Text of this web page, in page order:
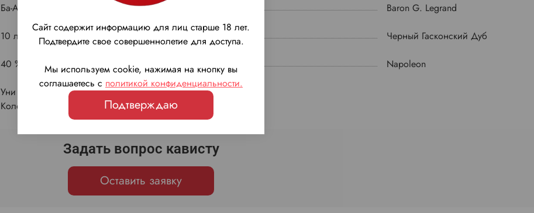
Ба-Арманьяк Baron G. Legrand
10 лет Тип бочек Черный Гасконский Дуб
40 % Napoleon
Уни Блан, Фоль Бланш,
Коломбар
Задать вопрос кависту
Оставить заявку
Сайт содержит информацию для лиц старше 18 лет.
Подтвердите свое совершеннолетие для доступа.
Мы используем cookie, нажимая на кнопку вы
соглашаетесь с политикой конфиденциальности.
Подтверждаю